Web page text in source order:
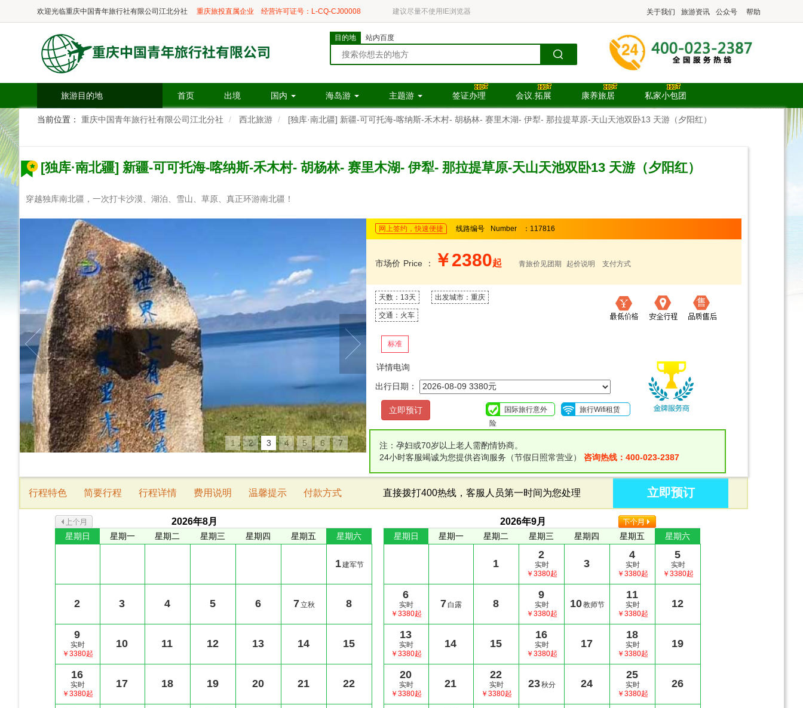
欢迎光临重庆中国青年旅行社有限公司江北分社 重庆旅投直属企业 经营许可证号：L-CQ-CJ00008 建议尽量不使用IE浏览器 关于我们 旅游资讯 公众号 帮助
目的地 站内百度
旅游目的地 首页 出境 国内 海岛游 主题游 签证办理 会议.拓展 康养旅居 私家小包团
当前位置： 重庆中国青年旅行社有限公司江北分社 西北旅游 [独库·南北疆] 新疆-可可托海-喀纳斯-禾木村- 胡杨林- 赛里木湖- 伊犁- 那拉提草原-天山天池双卧13 天游（夕阳红）
[独库·南北疆] 新疆-可可托海-喀纳斯-禾木村- 胡杨林- 赛里木湖- 伊犁- 那拉提草原-天山天池双卧13 天游（夕阳红）
穿越独库南北疆，一次打卡沙漠、湖泊、雪山、草原、真正环游南北疆！
1 2 3 4 5 6 7
网上签约，快速便捷 线路编号 Number ：117816
市场价 Price ： ￥2380起 青旅价见团期 起价说明 支付方式
天数：13天 出发城市：重庆
交通：火车
标准
详情电询
出行日期：
国际旅行意外
险
旅行Wifi租赁
注：孕妇或70岁以上老人需酌情协商。
24小时客服竭诚为您提供咨询服务（节假日照常营业） 咨询热线：400-023-2387
行程特色 简要行程 行程详情 费用说明 温馨提示 付款方式 直接拨打400热线，客服人员第一时间为您处理 立即预订
2026年8月
星期日 星期一 星期二 星期三 星期四 星期五 星期六
1建军节
2 3 4 5 6 7立秋 8
9
实时
￥3380起
10 11 12 13 14 15
16
实时
￥3380起
17 18 19 20 21 22
2026年9月
星期日 星期一 星期二 星期三 星期四 星期五 星期六
1
2
实时
￥3380起
3
4
实时
￥3380起
5
实时
￥3380起
6
实时
￥3380起
7 白露 8
9
实时
￥3380起
10教师节
11
实时
￥3380起
12
13
实时
￥3380起
14 15
16
实时
￥3380起
17
18
实时
￥3380起
19
20
实时
￥3380起
21
22
实时
￥3380起
23秋分 24
25
实时
￥3380起
26